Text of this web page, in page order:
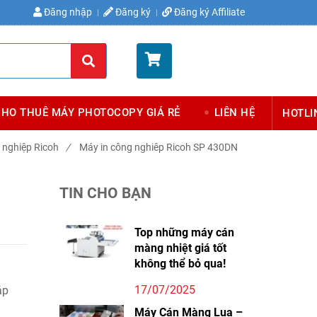
Đăng nhập Đăng ký Đăng ký Affiliate
THUÊ MÁY PHOTOCOPY GIÁ RẺ LIÊN HỆ
Ricoh / Máy in công nghiêp Ricoh SP 430DN
TIN CHO BẠN
Top những máy cán
màng nhiệt giá tốt
không thể bỏ qua!
17/07/2025
Máy Cán Màng Lụa –